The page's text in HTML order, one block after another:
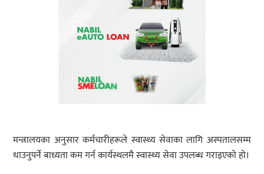
मन्त्रालयका अनुसार कर्मचारीहरूले स्वास्थ्य सेवाका लागि अस्पतालसम्म
धाउनुपर्ने बाध्यता कम गर्न कार्यस्थलमै स्वास्थ्य सेवा उपलब्ध गराइएको हो।